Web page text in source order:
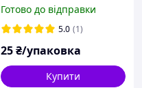
шт
Готово до відправки
5.0 (1)
25₴/упаковка
Купити